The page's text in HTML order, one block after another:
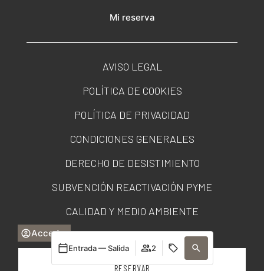
Acceder
RESERVAR
Entrada — Salida 2
Mi reserva
AVISO LEGAL
POLÍTICA DE COOKIES
POLÍTICA DE PRIVACIDAD
CONDICIONES GENERALES
DERECHO DE DESISTIMIENTO
SUBVENCIÓN REACTIVACIÓN PYME
CALIDAD Y MEDIO AMBIENTE
PORTAL DE TRANSPARENCIA